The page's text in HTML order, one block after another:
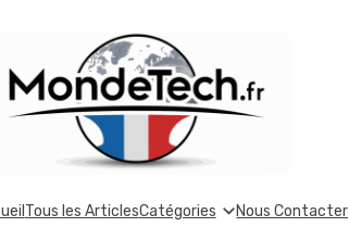
Tous les ArticlesCatégories Nous Contacter